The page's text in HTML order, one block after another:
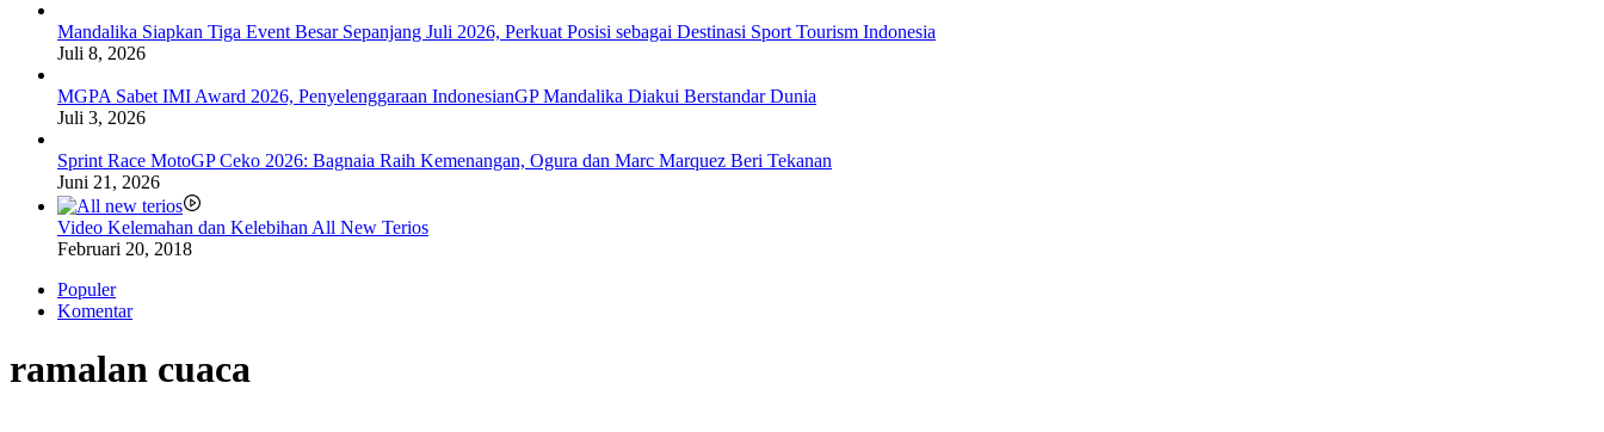
Mandalika Siapkan Tiga Event Besar Sepanjang Juli 2026, Perkuat Posisi sebagai Destinasi Sport Tourism Indonesia
Juli 8, 2026
MGPA Sabet IMI Award 2026, Penyelenggaraan IndonesianGP Mandalika Diakui Berstandar Dunia
Juli 3, 2026
Sprint Race MotoGP Ceko 2026: Bagnaia Raih Kemenangan, Ogura dan Marc Marquez Beri Tekanan
Juni 21, 2026
Video Kelemahan dan Kelebihan All New Terios
Februari 20, 2018
Populer
Komentar
ramalan cuaca